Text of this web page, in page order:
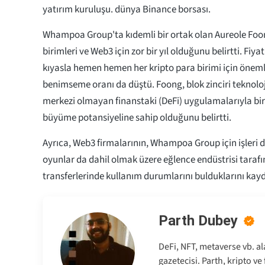
yatırım kuruluşu. dünya Binance borsası.
Whampoa Group'ta kıdemli bir ortak olan Aureole
birimleri ve Web3 için zor bir yıl olduğunu belirtti.
kıyasla hemen hemen her kripto para birimi için
benimseme oranı da düştü. Foong, blok zinciri
merkezi olmayan finanstaki (DeFi) uygulamalarıyla
büyüme potansiyeline sahip olduğunu belirtti.
Ayrıca, Web3 firmalarının, Whampoa Group için
oyunlar da dahil olmak üzere eğlence endüstrisi
transferlerinde kullanım durumlarını bulduklarını
Parth Dubey
DeFi, NFT, metaverse vb.
gazetecisi. Parth, kripto ve